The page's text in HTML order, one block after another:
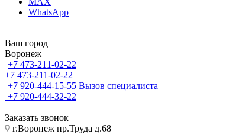
WhatsApp
Ваш город
Воронеж
+7 473-211-02-22
+7 473-211-02-22
+7 920-444-15-55 Вызов специалиста
+7 920-444-32-22
Заказать звонок
г.Воронеж пр.Труда д.68